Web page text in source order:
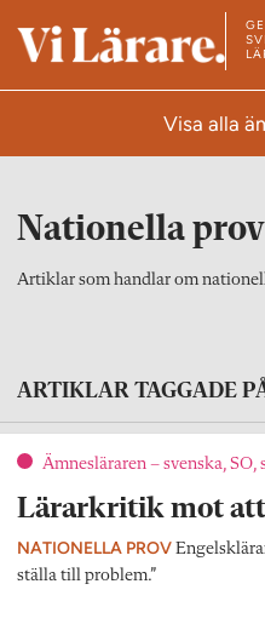
T
a
r
Visa alla
Nationella prov
Artiklar som handlar om
ARTIKLAR TAGGADE
Ämnesläraren – svenska, SO,
Lärarkritik mot
NATIONELLA PROV
ställa till problem.”